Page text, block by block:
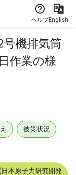
ヘルプEnglish
機排気筒
作業の様
被災状況
本原子力研究開発